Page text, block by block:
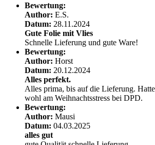
Bewertung:
Author: E.S.
Datum: 28.11.2024
Gute Folie mit Vlies
Schnelle Lieferung und gute Ware!
Bewertung:
Author: Horst
Datum: 20.12.2024
Alles perfekt.
Alles prima, bis auf die Lieferung.
wohl am Weihnachtsstress bei DPD.
Bewertung:
Author: Mausi
Datum: 04.03.2025
alles gut